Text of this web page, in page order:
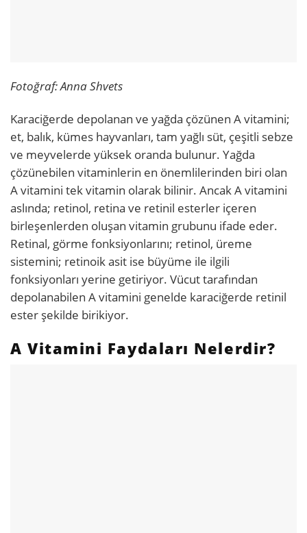
Fotoğraf: Anna Shvets
Karaciğerde depolanan ve yağda çözünen A vitamini;
et, balık, kümes hayvanları, tam yağlı süt, çeşitli sebze
ve meyvelerde yüksek oranda bulunur. Yağda
çözünebilen vitaminlerin en önemlilerinden biri olan
A vitamini tek vitamin olarak bilinir. Ancak A vitamini
aslında; retinol, retina ve retinil esterler içeren
birleşenlerden oluşan vitamin grubunu ifade eder.
Retinal, görme fonksiyonlarını; retinol, üreme
sistemini; retinoik asit ise büyüme ile ilgili
fonksiyonları yerine getiriyor. Vücut tarafından
depolanabilen A vitamini genelde karaciğerde retinil
ester şekilde birikiyor.
A Vitamini Faydaları Nelerdir?